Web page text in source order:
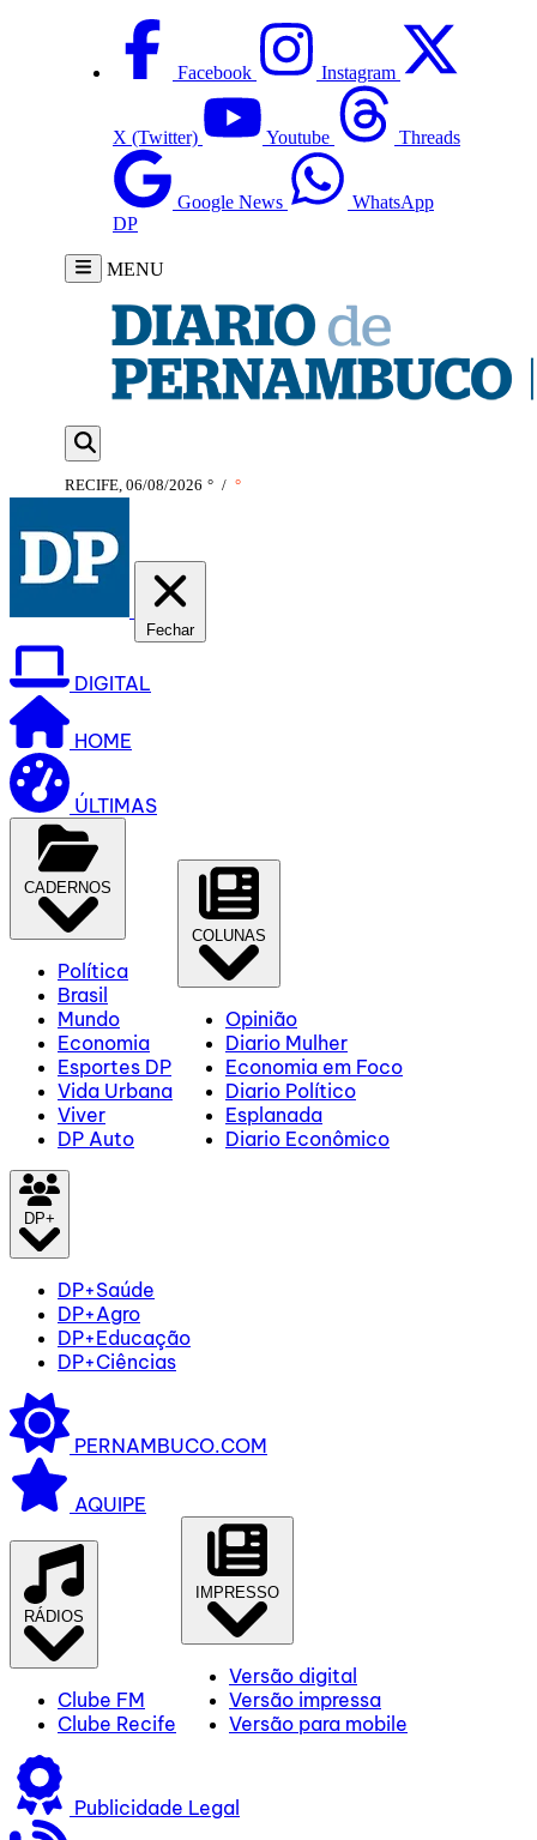
Facebook Instagram
X (Twitter) Youtube Threads
Google News
WhatsApp
DP
MENU
RECIFE, 06/08/2026 ° / °
Fechar
DIGITAL
HOME
ÚLTIMAS
CADERNOS
Política
Brasil
Mundo
Economia
Esportes DP
Vida Urbana
Viver
DP Auto
COLUNAS
Opinião
Diario Mulher
Economia em Foco
Diario Político
Esplanada
Diario Econômico
DP+
DP+Saúde
DP+Agro
DP+Educação
DP+Ciências
PERNAMBUCO.COM
AQUIPE
RÁDIOS
Clube FM
Clube Recife
IMPRESSO
Versão digital
Versão impressa
Versão para mobile
Publicidade Legal